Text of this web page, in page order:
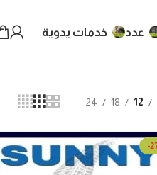
عدد خدمات يدوية
12
18
24
-